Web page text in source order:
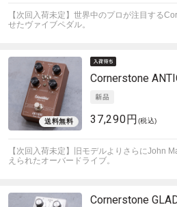
【次回入荷未定】世界中のプロが注目する
せたヴァイブペダル。
Cornerstone
37,290円 (税込)
【次回入荷未定】旧モデルよりさらにJohn
えられたオーバードライブ。
Cornerstone